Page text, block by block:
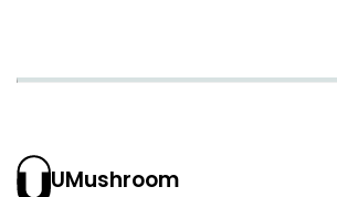
UMushroom